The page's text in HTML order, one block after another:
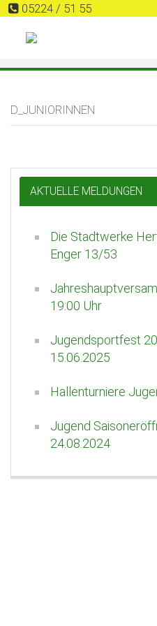
05224 / 51 55
D_JUNIORINNEN
AKTUELLE MELDUNGEN
Die Stadtwerke
Enger 13/53
19:00 Uhr
Jugendsportfest
15.06.2025
Hallenturniere
Jugend
24.08.2024